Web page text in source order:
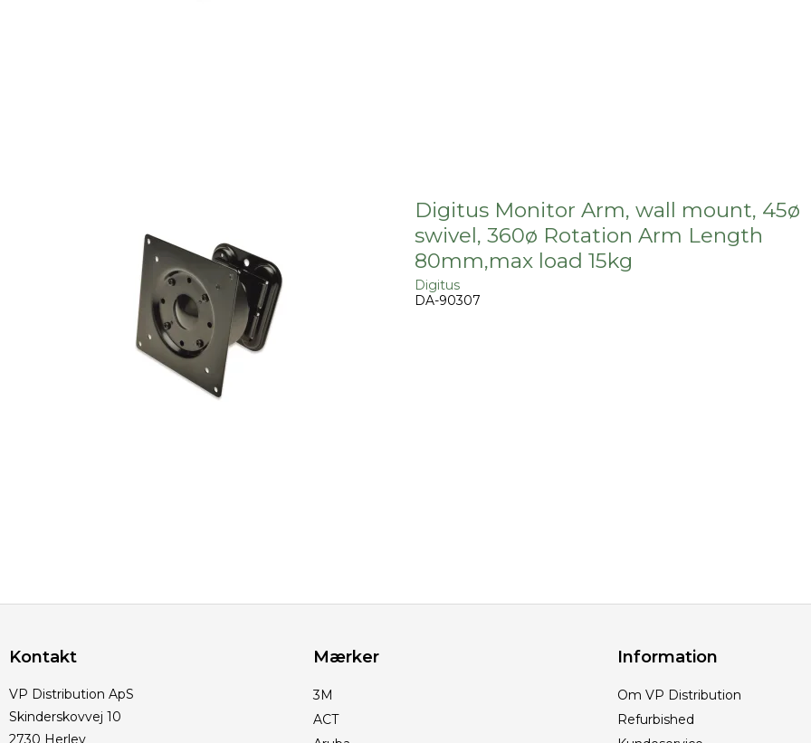
Digitus Monitor Arm, wall mount, 45ø
swivel, 360ø Rotation Arm Length
80mm,max load 15kg
Digitus
DA-90307
Kontakt
VP Distribution ApS
Skinderskovvej 10
2730 Herlev
Mærker
3M
ACT
Information
Om VP Distribution
Refurbished